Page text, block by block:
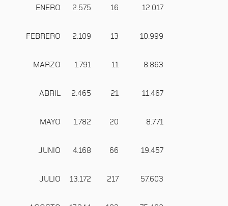
ENERO 2.575 16 12.017
FEBRERO 2.109 13 10.999
MARZO 1.791 11 8.863
ABRIL 2.465 21 11.467
MAYO 1.782 20 8.771
JUNIO 4.168 66 19.457
JULIO 13.172 217 57.603